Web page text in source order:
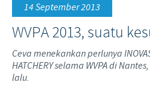
14 September 2013
WVPA 2013, suatu
Ceva menekankan perlunya
HATCHERY selama WVPA di
lalu.